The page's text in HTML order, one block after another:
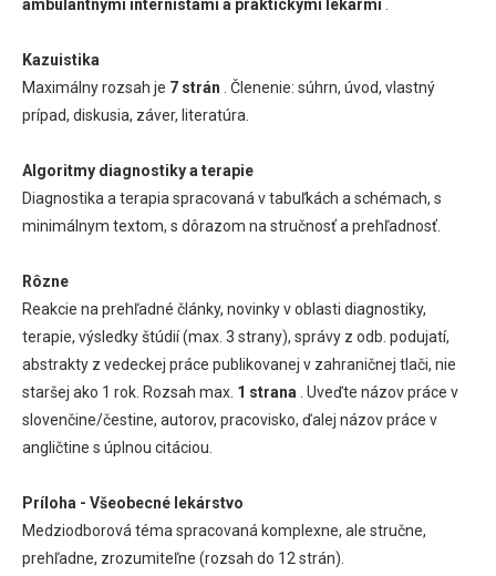
ambulantnými internistami a praktickými lekármi
Kazuistika
Maximálny rozsah je 7 strán . Členenie: súhrn, úvod, vlastný
prípad, diskusia, záver, literatúra.
Algoritmy diagnostiky a terapie
Diagnostika a terapia spracovaná v tabuľkách a schémach, s
minimálnym textom, s dôrazom na stručnosť a prehľadnosť.
Rôzne
Reakcie na prehľadné články, novinky v oblasti diagnostiky,
terapie, výsledky štúdií (max. 3 strany), správy z odb. podujatí,
abstrakty z vedeckej práce publikovanej v zahraničnej tlači, nie
staršej ako 1 rok. Rozsah max. 1 strana . Uveďte názov práce v
slovenčine/čestine, autorov, pracovisko, ďalej názov práce v
angličtine s úplnou citáciou.
Príloha - Všeobecné lekárstvo
Medziodborová téma spracovaná komplexne, ale stručne,
prehľadne, zrozumiteľne (rozsah do 12 strán).